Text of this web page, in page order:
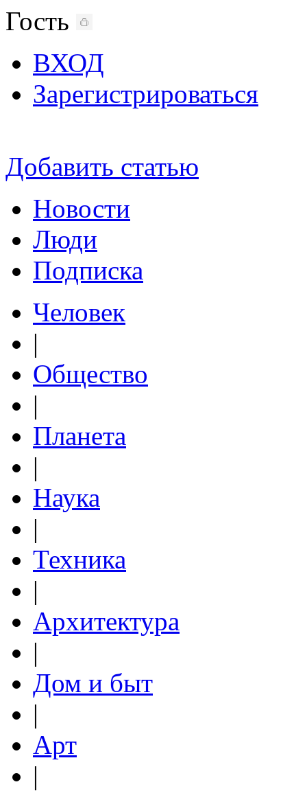
Гость
ВХОД
Зарегистрироваться
Добавить статью
Новости
Люди
Подписка
Человек
|
Общество
|
Планета
|
Наука
|
Техника
|
Архитектура
|
Дом и быт
|
Арт
|